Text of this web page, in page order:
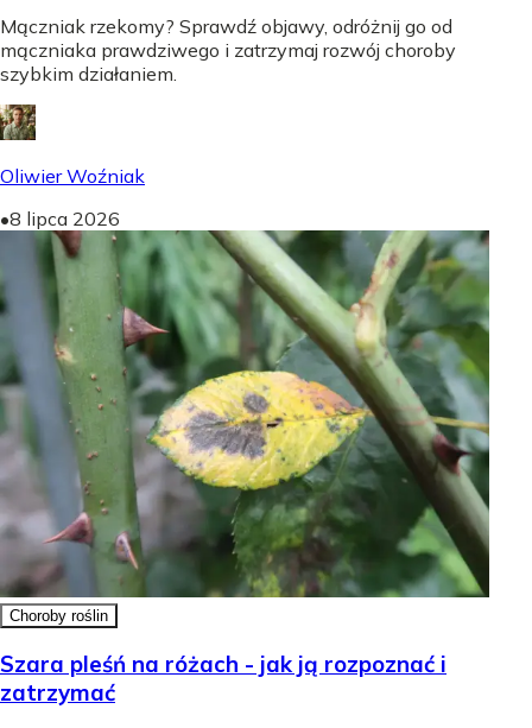
Mączniak rzekomy? Sprawdź objawy, odróżnij go od
mączniaka prawdziwego i zatrzymaj rozwój choroby
szybkim działaniem.
Oliwier Woźniak
•8 lipca 2026
Choroby roślin
Szara pleśń na różach - jak ją rozpoznać i
zatrzymać